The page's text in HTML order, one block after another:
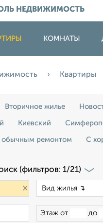
НЕДВИЖИМОСТЬ
КОМНАТЫ
Квартиры
Вторичное жилье
Киевский
ремонтом С
(фильтров: 1/21)
×
Этаж от до